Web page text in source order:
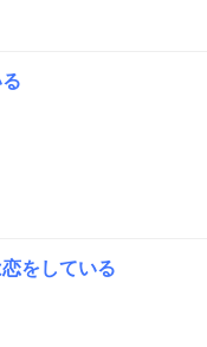
をしている